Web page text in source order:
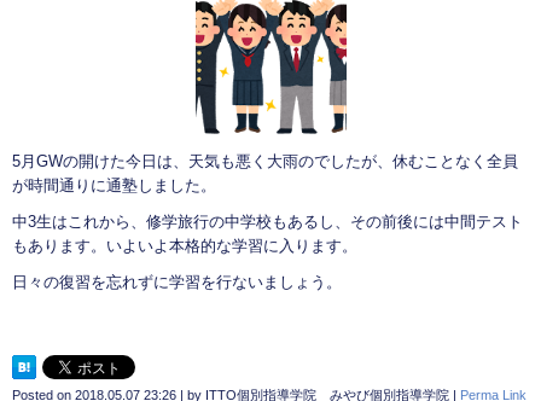
5月GWの開けた今日は、天気も悪く大雨のでしたが、休むことなく全員
が時間通りに通塾しました。
中3生はこれから、修学旅行の中学校もあるし、その前後には中間テスト
もあります。いよいよ本格的な学習に入ります。
日々の復習を忘れずに学習を行ないましょう。
Posted on 2018.05.07 23:26 | by ITTO個別指導学院 みやび個別指導学院 | Perma Link